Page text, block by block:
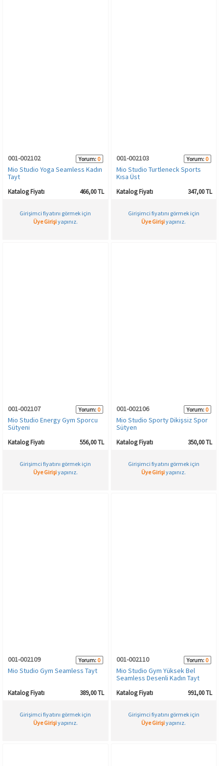
001-002102 Yorum: 0
Mio Studio Yoga Seamless Kadın
Tayt
Katalog Fiyatı 466,00 TL
Girişimci fiyatını görmek için
Üye Girişiyapınız.
001-002103 Yorum: 0
Mio Studio Turtleneck Sports
Kısa Üst
Katalog Fiyatı 347,00 TL
Girişimci fiyatını görmek için
Üye Girişiyapınız.
001-002107 Yorum: 0
Mio Studio Energy Gym Sporcu
Sütyeni
Katalog Fiyatı 556,00 TL
Girişimci fiyatını görmek için
Üye Girişiyapınız.
001-002106 Yorum: 0
Mio Studio Sporty Dikişsiz Spor
Sütyen
Katalog Fiyatı 350,00 TL
Girişimci fiyatını görmek için
Üye Girişiyapınız.
001-002109 Yorum: 0
Mio Studio Gym Seamless Tayt
Katalog Fiyatı 389,00 TL
Girişimci fiyatını görmek için
Üye Girişiyapınız.
001-002110 Yorum: 0
Mio Studio Gym Yüksek Bel
Seamless Desenli Kadın Tayt
Katalog Fiyatı 991,00 TL
Girişimci fiyatını görmek için
Üye Girişiyapınız.